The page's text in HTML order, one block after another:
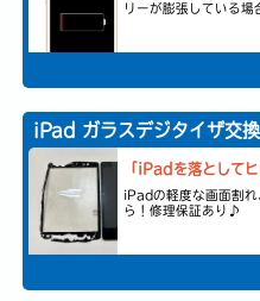
リーが膨張している場
iPad ガラスデジタイザ交換
「iPadを落として
iPadの軽度な画面割れ
ら！修理保証あり♪